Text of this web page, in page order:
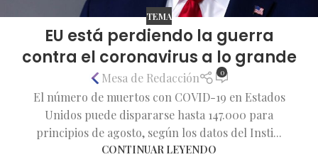
TEMA
EU está perdiendo la guerra
contra el coronavirus a lo grande
Mesa de Redacción 0
El número de muertos con COVID-19 en Estados
Unidos puede dispararse hasta 147.000 para
principios de agosto, según los datos del Insti...
CONTINUAR LEYENDO